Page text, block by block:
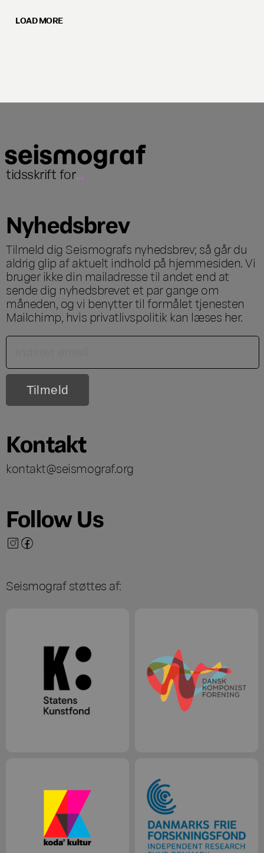
LOAD MORE
tidsskrift for...
Nyhedsbrev
Tilmeld dig Seismografs nyhedsbrev; så går du
aldrig glip af aktuelt indhold på hjemmesiden. Vi
bruger ikke din mailadresse til andet end at
sende dig nyhedsbrevet et par gange om
måneden, og vi benytter til formålet tjenesten
Mailchimp, hvis privatlivspolitik kan læses her.
Kontakt
kontakt@seismograf.org
Follow Us
Seismograf støttes af: